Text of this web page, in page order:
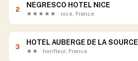
2
NEGRESCO HOTEL NICE
★★★★★ · nice, France
3
HOTEL AUBERGE DE LA SOURCE
★★ · honfleur, France